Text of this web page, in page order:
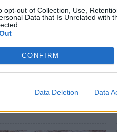
opt-out of Collection, Use,
Data that Is Unrelated with
CONFIRM
Data Deletion Data
Ο Δημήτρης
ακούει αλλά δεν
– Θα είναι υποψήφιος